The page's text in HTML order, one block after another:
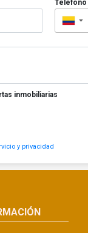
Teléfono
▼
inmobiliarias
y privacidad